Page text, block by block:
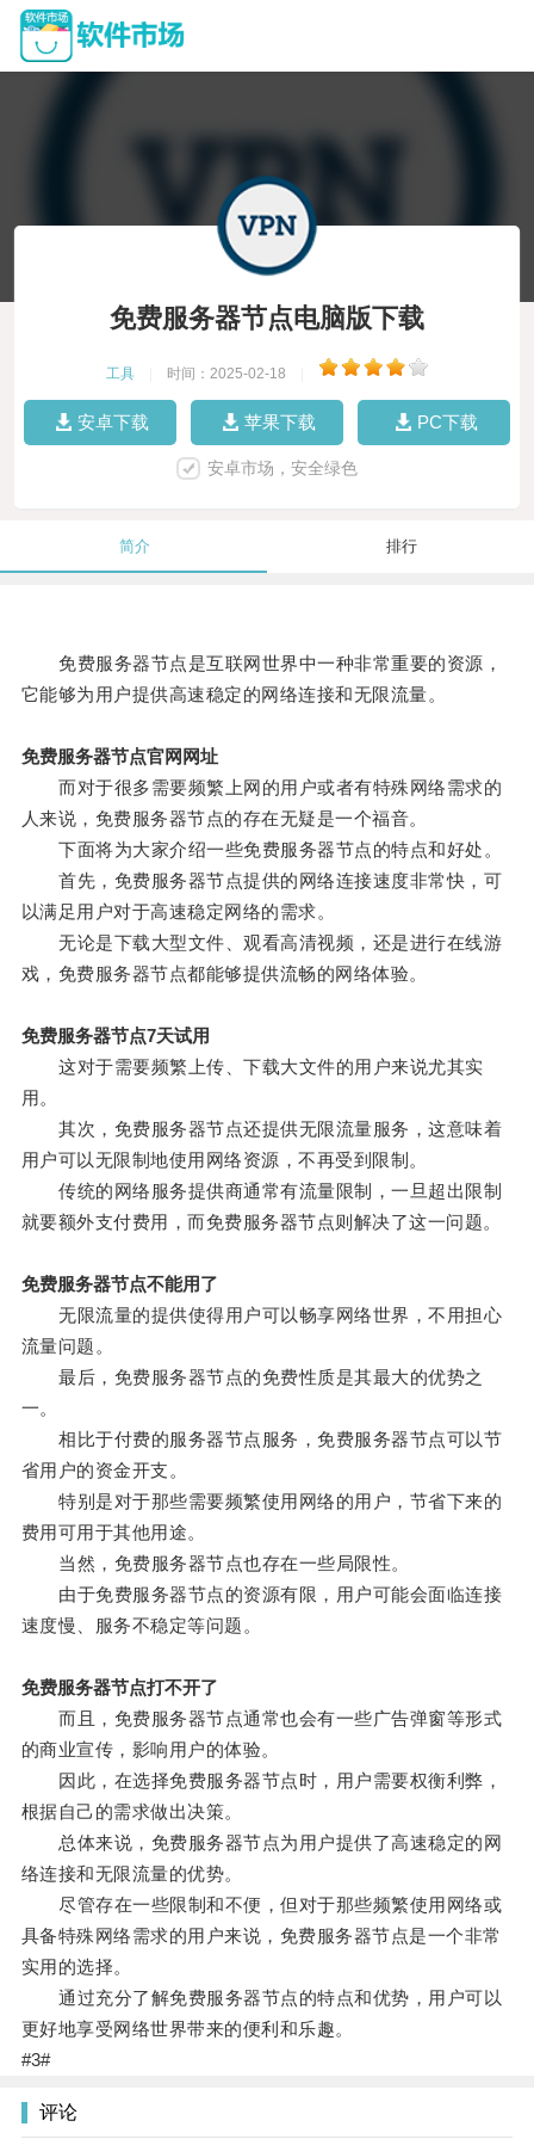
免费服务器节点电脑版下载
工具 时间：2025-02-18
安卓下载 苹果下载 PC下载
安卓市场，安全绿色
简介 排行
免费服务器节点是互联网世界中一种非常重要的资源，
它能够为用户提供高速稳定的网络连接和无限流量。
免费服务器节点官网网址
而对于很多需要频繁上网的用户或者有特殊网络需求的
人来说，免费服务器节点的存在无疑是一个福音。
下面将为大家介绍一些免费服务器节点的特点和好处。
首先，免费服务器节点提供的网络连接速度非常快，可
以满足用户对于高速稳定网络的需求。
无论是下载大型文件、观看高清视频，还是进行在线游
戏，免费服务器节点都能够提供流畅的网络体验。
免费服务器节点7天试用
这对于需要频繁上传、下载大文件的用户来说尤其实
用。
其次，免费服务器节点还提供无限流量服务，这意味着
用户可以无限制地使用网络资源，不再受到限制。
传统的网络服务提供商通常有流量限制，一旦超出限制
就要额外支付费用，而免费服务器节点则解决了这一问题。
免费服务器节点不能用了
无限流量的提供使得用户可以畅享网络世界，不用担心
流量问题。
最后，免费服务器节点的免费性质是其最大的优势之
一。
相比于付费的服务器节点服务，免费服务器节点可以节
省用户的资金开支。
特别是对于那些需要频繁使用网络的用户，节省下来的
费用可用于其他用途。
当然，免费服务器节点也存在一些局限性。
由于免费服务器节点的资源有限，用户可能会面临连接
速度慢、服务不稳定等问题。
免费服务器节点打不开了
而且，免费服务器节点通常也会有一些广告弹窗等形式
的商业宣传，影响用户的体验。
因此，在选择免费服务器节点时，用户需要权衡利弊，
根据自己的需求做出决策。
总体来说，免费服务器节点为用户提供了高速稳定的网
络连接和无限流量的优势。
尽管存在一些限制和不便，但对于那些频繁使用网络或
具备特殊网络需求的用户来说，免费服务器节点是一个非常
实用的选择。
通过充分了解免费服务器节点的特点和优势，用户可以
更好地享受网络世界带来的便利和乐趣。
#3#
评论